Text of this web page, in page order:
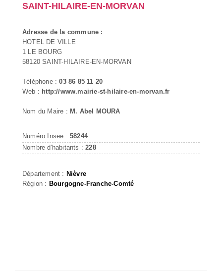
SAINT-HILAIRE-EN-MORVAN
Adresse de la commune :
HOTEL DE VILLE
1 LE BOURG
58120 SAINT-HILAIRE-EN-MORVAN
Téléphone :03 86 85 11 20
Web : http://www.mairie-st-hilaire-en-morvan.fr
Nom du Maire : M. Abel MOURA
Numéro Insee : 58244
Nombre d'habitants :228
Département : Nièvre
Région : Bourgogne-Franche-Comté